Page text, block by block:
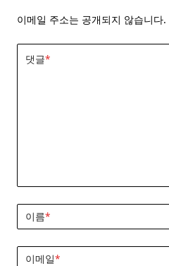
이메일 주소는 공개되지 않습니다.
댓글*
이름*
이메일*